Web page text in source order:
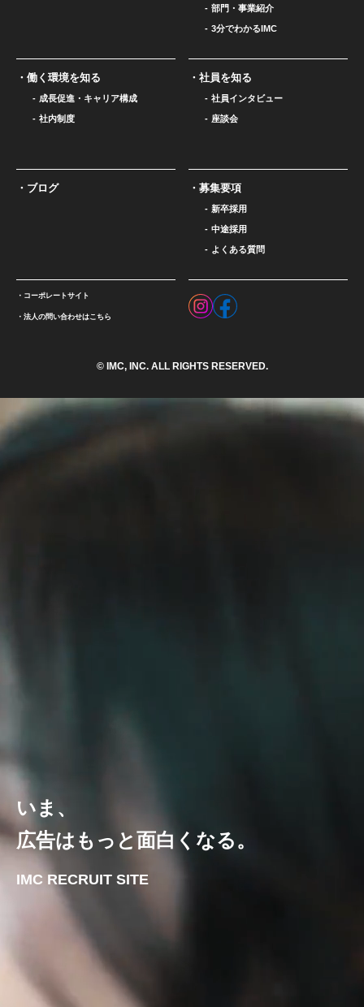
部門・事業紹介
3分でわかるIMC
働く環境を知る
成長促進・キャリア構成
社内制度
社員を知る
社員インタビュー
座談会
ブログ 募集要項
新卒採用
中途採用
よくある質問
コーポレートサイト
法人の問い合わせはこちら
© IMC, INC. ALL RIGHTS RESERVED.
いま、
広告はもっと面白くなる。
IMC RECRUIT SITE